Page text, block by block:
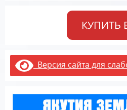
КУПИТЬ
Версия сайта для